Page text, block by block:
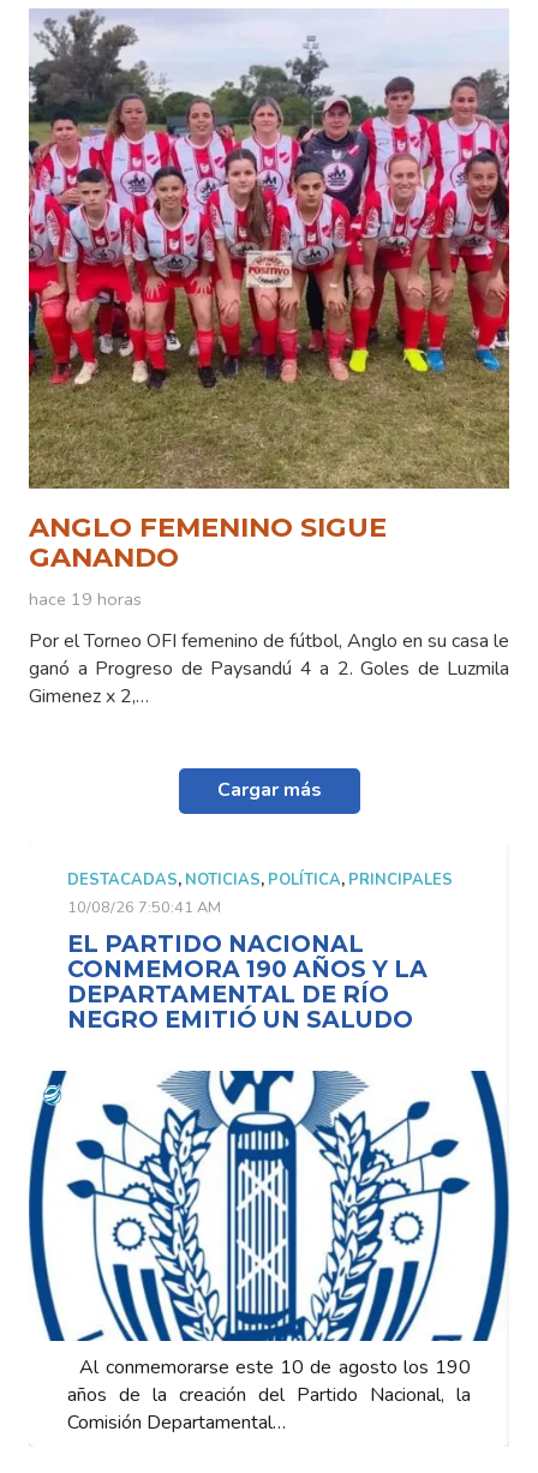
ANGLO FEMENINO SIGUE
GANANDO
hace 19 horas
Por el Torneo OFI femenino de fútbol, Anglo en su casa le
ganó a Progreso de Paysandú 4 a 2. Goles de Luzmila
Gimenez x 2,…
Cargar más
DESTACADAS, NOTICIAS, POLÍTICA, PRINCIPALES
10/08/26 7:50:41 AM
EL PARTIDO NACIONAL
CONMEMORA 190 AÑOS Y LA
DEPARTAMENTAL DE RÍO
NEGRO EMITIÓ UN SALUDO
Al conmemorarse este 10 de agosto los 190
años de la creación del Partido Nacional, la
Comisión Departamental…